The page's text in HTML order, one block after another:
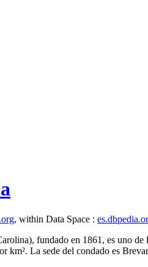
, within Data Space :
fundado en 1861, es uno
km².​ La sede del condado es